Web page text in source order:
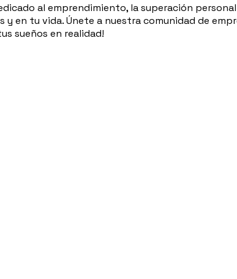
al emprendimiento, la superación
en tu vida. Únete a nuestra comunidad de
sueños en realidad!